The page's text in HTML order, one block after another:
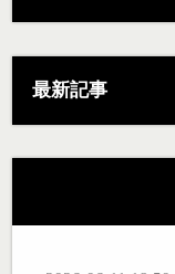
最新記事